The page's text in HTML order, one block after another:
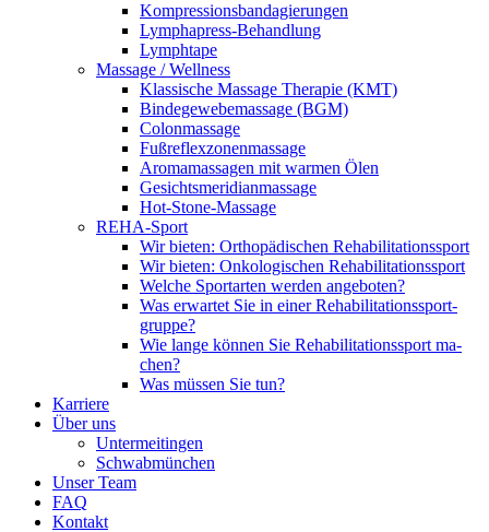
Kom­pres­si­ons­ban­da­gie­run­gen
Lymph­a­press-Be­hand­lung
Lym­ph­tape
Mas­sa­ge / Well­ness
Klas­si­sche Mas­sa­ge The­ra­pie (KMT)
Bin­de­ge­we­be­mas­sa­ge (BGM)
Co­lon­mas­sa­ge
Fuß­re­flex­zo­nen­mas­sa­ge
Arom­amas­sa­gen mit war­men Ölen
Ge­sichts­me­ri­dian­mas­sa­ge
Hot-Stone-Mas­sa­ge
REHA-Sport
Wir bie­ten: Or­tho­pä­di­schen Re­ha­bi­li­ta­ti­ons­sport
Wir bie­ten: On­ko­lo­gi­schen Re­ha­bi­li­ta­ti­ons­sport
Wel­che Sport­ar­ten wer­den an­ge­bo­ten?
Was er­war­tet Sie in ei­ner Re­ha­bi­li­ta­ti­ons­sport­
grup­pe?
Wie lan­ge kön­nen Sie Re­ha­bi­li­ta­ti­ons­sport ma­
chen?
Was müs­sen Sie tun?
Kar­rie­re
Über uns
Un­ter­meit­in­gen
Schwab­mün­chen
Un­ser Team
FAQ
Kon­takt